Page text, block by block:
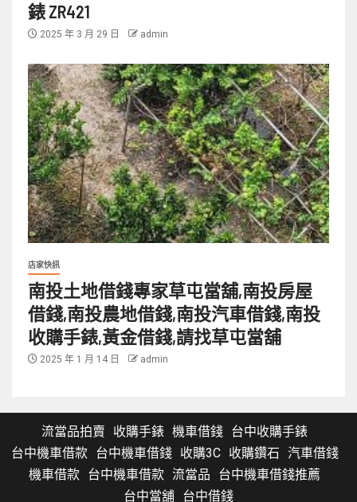
錶 ZR421
2025 年 3 月 29 日 admin
店家快訊
南投土地借錢專家草屯當舖,南投房屋
借錢,南投農地借錢,南投汽車借錢,南投
收購手錶,黃金借錢,請找草屯當舖
2025 年 1 月 14 日 admin
流當品拍賣 收購手錶 機車借錢 台中收購手錶
台中機車借款
台中機車借錢 收購3C 收購鑽石 汽車借錢
機車借款 台中機車借款 流當品
台中機車借錢推薦
台中當舖 台中借錢